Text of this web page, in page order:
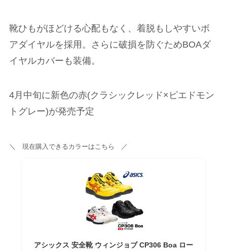
靴ひもがほどける心配もなく、着脱もしやすいボ
アダイヤルを採用。さらに破損を防ぐためBOAダ
イヤルカバーも装備。
4月中旬に新色の赤(クラシックレッド×ピエドモン
トグレー)が発売予定
＼ 現在購入できるカラーはこちら ／
アシックス 安全靴 ウィンジョブ CP306 Boa ロー